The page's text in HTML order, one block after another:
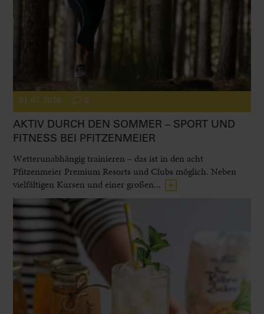
01.07.2026 0
AKTIV DURCH DEN SOMMER – SPORT UND
FITNESS BEI PFITZENMEIER
Wetterunabhängig trainieren – das ist in den acht
Pfitzenmeier Premium Resorts und Clubs möglich. Neben
vielfältigen Kursen und einer großen...